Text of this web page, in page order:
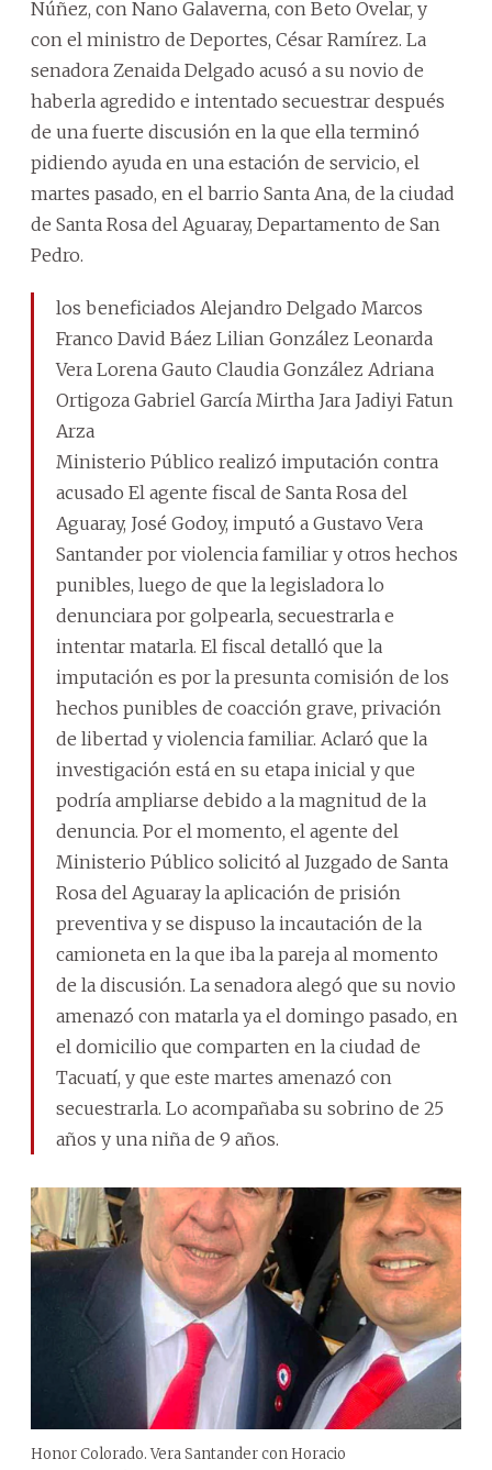
Núñez, con Nano Galaverna, con Beto Ovelar, y
con el ministro de Deportes, César Ramírez. La
senadora Zenaida Delgado acusó a su novio de
haberla agredido e intentado secuestrar después
de una fuerte discusión en la que ella terminó
pidiendo ayuda en una estación de servicio, el
martes pasado, en el barrio Santa Ana, de la ciudad
de Santa Rosa del Aguaray, Departamento de San
Pedro.
los beneficiados Alejandro Delgado Marcos
Franco David Báez Lilian González Leonarda
Vera Lorena Gauto Claudia González Adriana
Ortigoza Gabriel García Mirtha Jara Jadiyi Fatun
Arza
Ministerio Público realizó imputación contra
acusado El agente fiscal de Santa Rosa del
Aguaray, José Godoy, imputó a Gustavo Vera
Santander por violencia familiar y otros hechos
punibles, luego de que la legisladora lo
denunciara por golpearla, secuestrarla e
intentar matarla. El fiscal detalló que la
imputación es por la presunta comisión de los
hechos punibles de coacción grave, privación
de libertad y violencia familiar. Aclaró que la
investigación está en su etapa inicial y que
podría ampliarse debido a la magnitud de la
denuncia. Por el momento, el agente del
Ministerio Público solicitó al Juzgado de Santa
Rosa del Aguaray la aplicación de prisión
preventiva y se dispuso la incautación de la
camioneta en la que iba la pareja al momento
de la discusión. La senadora alegó que su novio
amenazó con matarla ya el domingo pasado, en
el domicilio que comparten en la ciudad de
Tacuatí, y que este martes amenazó con
secuestrarla. Lo acompañaba su sobrino de 25
años y una niña de 9 años.
Honor Colorado. Vera Santander con Horacio